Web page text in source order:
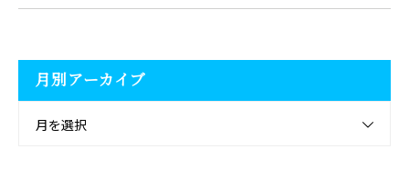
月別アーカイブ
月を選択